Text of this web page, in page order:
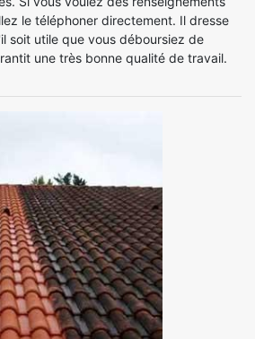
le téléphoner directement. Il dresse
soit utile que vous déboursiez de
une très bonne qualité de travail.